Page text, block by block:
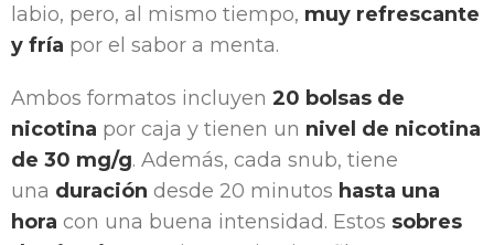
labio, pero, al mismo tiempo, muy refrescante
y fría por el sabor a menta.
Ambos formatos incluyen 20 bolsas de
nicotina por caja y tienen un nivel de nicotina
de 30 mg/g. Además, cada snub, tiene
una duración desde 20 minutos hasta una
hora con una buena intensidad. Estos sobres